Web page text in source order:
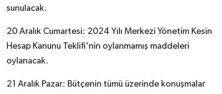
sunulacak.
20 Aralık Cumartesi: 2024 Yılı Merkezi Yönetim Kesin
Hesap Kanunu Teklifi'nin oylanmamış maddeleri
oylanacak.
21 Aralık Pazar: Bütçenin tümü üzerinde konuşmalar